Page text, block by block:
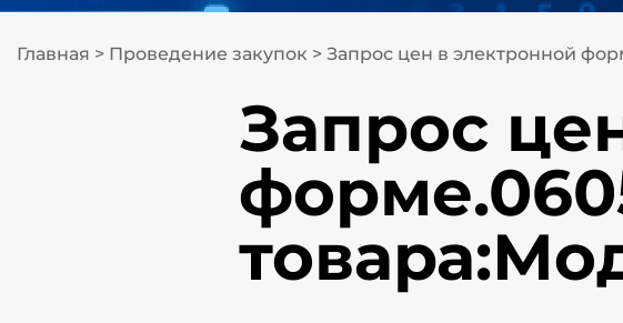
Главная > Проведение закупок > Запрос цен в электронной
Запрос